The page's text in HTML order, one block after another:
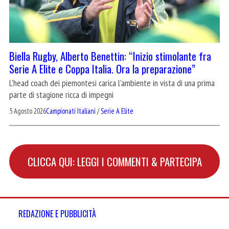
Biella Rugby, Alberto Benettin: “Inizio stimolante fra
Serie A Elite e Coppa Italia. Ora la preparazione”
L'head coach dei piemontesi carica l'ambiente in vista di una prima
parte di stagione ricca di impegni
5 Agosto 2026Campionati Italiani /Serie A Elite
CLICCA QUI: LEGGI I COMMENTI & PARTECIPA
REDAZIONE E PUBBLICITÀ